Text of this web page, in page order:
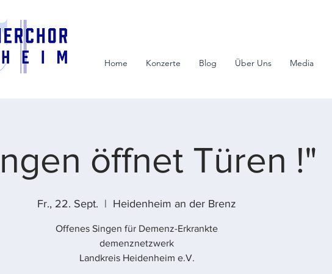
Home Konzerte Blog Über Uns Media
öffnet Türen !"
Fr., 22. Sept.
  |
Heidenheim an der Brenz
Offenes Singen für Demenz-Erkrankte
demenznetzwerk
Landkreis Heidenheim e.V.